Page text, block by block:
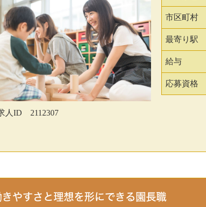
人ID 2112307
市区町村
最寄り駅
給与
応募資格
きやすさと理想を形にできる園長職